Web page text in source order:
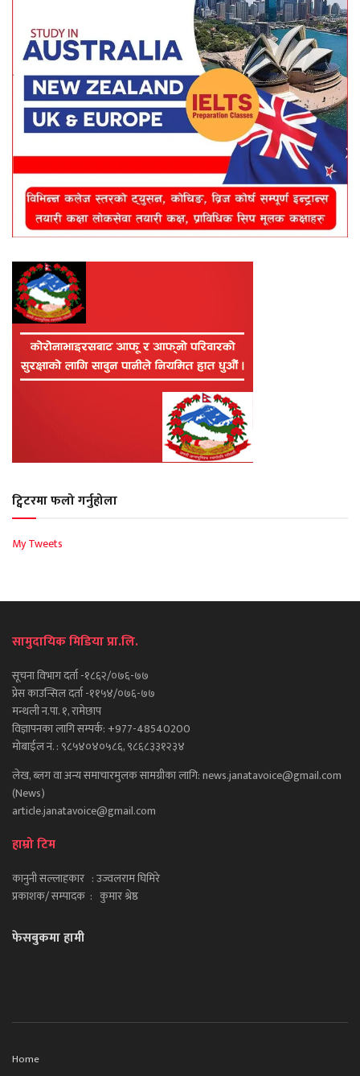
ट्विटरमा फलो गर्नुहोला
My Tweets
सामुदायिक मिडिया प्रा.लि.
सूचना विभाग दर्ता -१८६२/०७६-७७
प्रेस काउन्सिल दर्ता -११५४/०७६-७७
मन्थली न.पा. १, रामेछाप
विज्ञापनका लागि सम्पर्क: +977-48540200
मोबाईल नं. : ९८५४०४०५८६, ९८६८३३१२३४
लेख, ब्लग वा अन्य समाचारमुलक सामग्रीका लागि: news.janatavoice@gmail.com
(News)
article.janatavoice@gmail.com
हाम्रो टिम
कानुनी सल्लाहकार : उज्वलराम घिमिरे
प्रकाशक/ सम्पादक : कुमार श्रेष्ठ
फेसबुकमा हामी
Home